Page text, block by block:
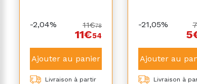
-2,04% 11€78
11€54
Ajouter au panier
Livraison à partir
-21,05%
Ajouter au
Livraison à